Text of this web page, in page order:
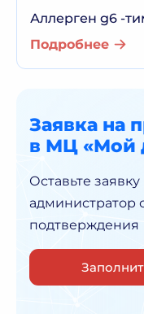
Аллерген g6 -
Подробнее
Заявка на
в МЦ «Мой
Оставьте
администратор
подтверждения